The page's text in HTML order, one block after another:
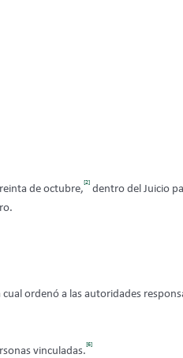
de octubre,
[2]
dentro del Juicio
ordenó a las autoridades
vinculadas.
[6]